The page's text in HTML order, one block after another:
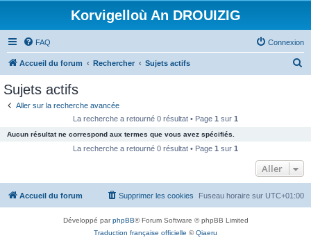
Korvigelloù An DROUIZIG
FAQ Connexion
Accueil du forum Rechercher Sujets actifs
c
e
Sujets actifs
Aller sur la recherche avancée
La recherche a retourné 0 résultat • Page 1 sur 1
Aucun résultat ne correspond aux termes que vous avez spécifiés.
La recherche a retourné 0 résultat • Page 1 sur 1
Aller
Accueil du forum Fuseau horaire sur UTC+01:00
Supprimer les cookies
Développé parphpBB® Forum Software © phpBB Limited
Traduction française officielle ©Qiaeru